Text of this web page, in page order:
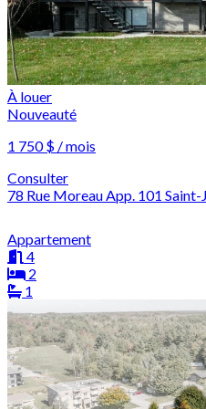
À louer
Nouveauté
1 750 $ / mois
Consulter
78 Rue Moreau App. 101
Appartement
4
2
1